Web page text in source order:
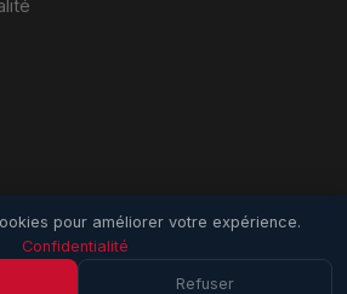
Tous droits réservés.
pour améliorer votre expérience.
Confidentialité
Refuser